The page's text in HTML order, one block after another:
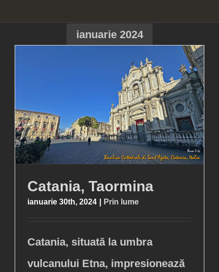
ianuarie 2024
Catania, Taormina
ianuarie 30th, 2024 Prin lume
Catania, situată la umbra
vulcanului Etna, impresionează